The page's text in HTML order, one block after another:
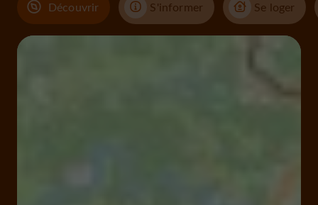
Découvrir S'informer Se loger